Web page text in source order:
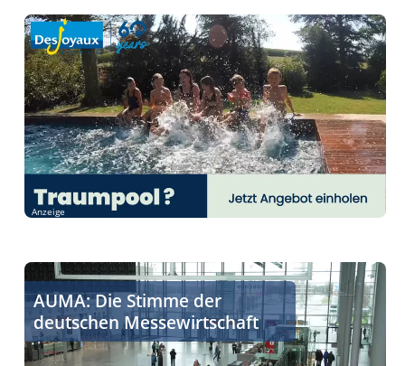
Anzeige
Was sind die Aufgaben und Ziele des AUMA?
AUMA: Die Stimme der
deutschen Messewirtschaft